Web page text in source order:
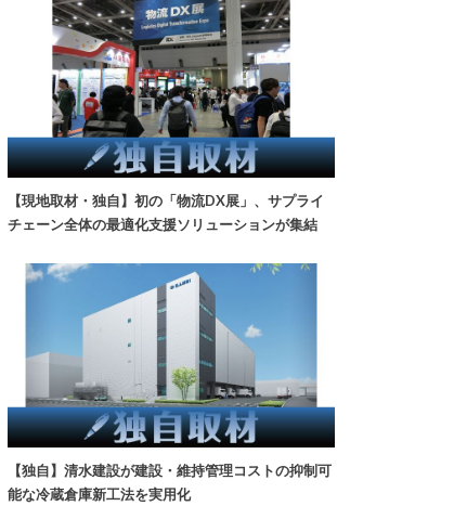
【現地取材・独自】初の「物流DX展」、サプライ
チェーン全体の最適化支援ソリューションが集結
【独自】清水建設が建設・維持管理コストの抑制可
能な冷蔵倉庫新工法を実用化